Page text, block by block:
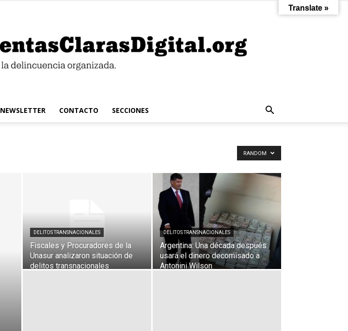
Digital
NEWSLETTER CONTACTO SECCIONES
RANDOM
DELITOS TRANSNACIONALES
Fiscales y Procuradores de la
Unasur analizaron situación de
delitos transnacionales
DELITOS TRANSNACIONALES
Argentina: Una década después
usará el dinero decomisado a
Antonini Wilson
Translate »